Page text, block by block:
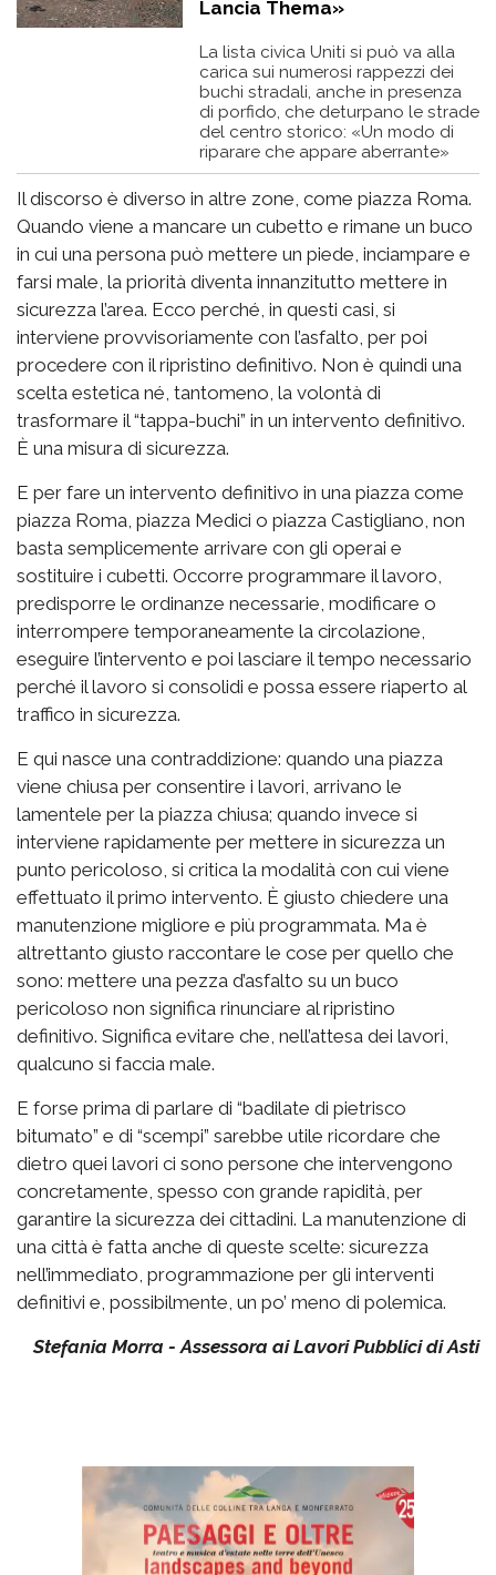
Lancia Thema»
La lista civica Uniti si può va alla
carica sui numerosi rappezzi dei
buchi stradali, anche in presenza
di porfido, che deturpano le strade
del centro storico: «Un modo di
riparare che appare aberrante»
Il discorso è diverso in altre zone, come piazza Roma.
Quando viene a mancare un cubetto e rimane un buco
in cui una persona può mettere un piede, inciampare e
farsi male, la priorità diventa innanzitutto mettere in
sicurezza l’area. Ecco perché, in questi casi, si
interviene provvisoriamente con l’asfalto, per poi
procedere con il ripristino definitivo. Non è quindi una
scelta estetica né, tantomeno, la volontà di
trasformare il “tappa-buchi” in un intervento definitivo.
È una misura di sicurezza.
E per fare un intervento definitivo in una piazza come
piazza Roma, piazza Medici o piazza Castigliano, non
basta semplicemente arrivare con gli operai e
sostituire i cubetti. Occorre programmare il lavoro,
predisporre le ordinanze necessarie, modificare o
interrompere temporaneamente la circolazione,
eseguire l’intervento e poi lasciare il tempo necessario
perché il lavoro si consolidi e possa essere riaperto al
traffico in sicurezza.
E qui nasce una contraddizione: quando una piazza
viene chiusa per consentire i lavori, arrivano le
lamentele per la piazza chiusa; quando invece si
interviene rapidamente per mettere in sicurezza un
punto pericoloso, si critica la modalità con cui viene
effettuato il primo intervento. È giusto chiedere una
manutenzione migliore e più programmata. Ma è
altrettanto giusto raccontare le cose per quello che
sono: mettere una pezza d’asfalto su un buco
pericoloso non significa rinunciare al ripristino
definitivo. Significa evitare che, nell’attesa dei lavori,
qualcuno si faccia male.
E forse prima di parlare di “badilate di pietrisco
bitumato” e di “scempi” sarebbe utile ricordare che
dietro quei lavori ci sono persone che intervengono
concretamente, spesso con grande rapidità, per
garantire la sicurezza dei cittadini. La manutenzione di
una città è fatta anche di queste scelte: sicurezza
nell’immediato, programmazione per gli interventi
definitivi e, possibilmente, un po’ meno di polemica.
Stefania Morra - Assessora ai Lavori Pubblici di Asti